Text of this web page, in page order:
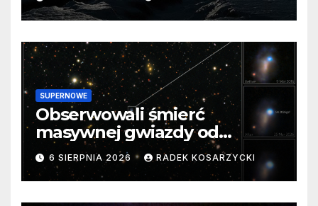
SUPERNOWE
Obserwowali śmierć
masywnej gwiazdy od
samego początku. Niezwykle
cenne dane
6 SIERPNIA 2026 RADEK KOSARZYCKI